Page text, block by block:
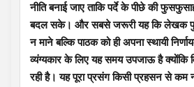
नीति बनाई जाए ताकि पर्दे के पीछे की
बदल सके। और सबसे जरूरी यह कि लेखक
न माने बल्कि पाठक को ही अपना स्थायी
व्यंग्यकार के लिए यह समय उपजाऊ है
रही है। यह पूरा प्रसंग किसी प्रहसन से कम